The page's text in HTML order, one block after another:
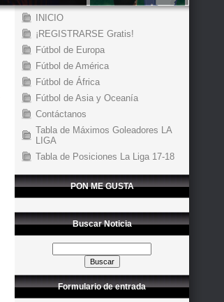
INICIO
¡REGISTRARSE Gratis!
Fútbol de Europa
Fútbol de América
Fútbol de África
Fútbol de Asia y Oceanía
Contáctanos
Tabla de Máximos Goleadores LA
LIGA
Tabla de Posiciones La Liga 17-18
PON ME GUSTA
Buscar Noticia
Formulario de entrada